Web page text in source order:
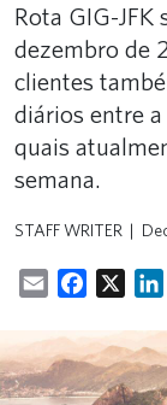
Rota GIG-
dezembro de
clientes
diários entre
quais
semana.
STAFF WRITER
Email